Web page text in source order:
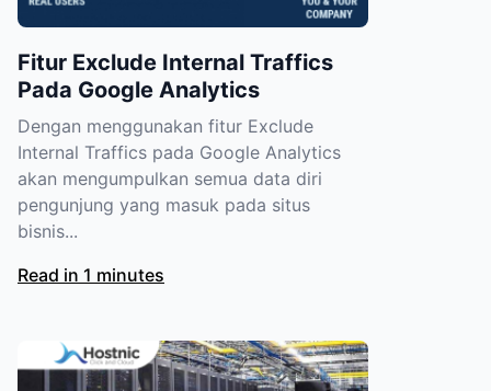
Fitur Exclude Internal Traffics
Pada Google Analytics
Dengan menggunakan fitur Exclude
Internal Traffics pada Google Analytics
akan mengumpulkan semua data diri
pengunjung yang masuk pada situs
bisnis...
Read in 1 minutes